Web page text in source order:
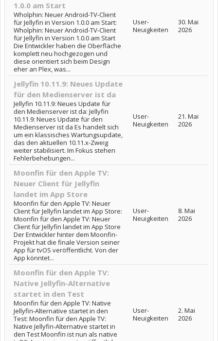
1.0.0 am Start
Wholphin: Neuer Android-TV-Client
für Jellyfin in Version 1.0.0 am Start:
Wholphin: Neuer Android-TV-Client
für Jellyfin in Version 1.0.0 am Start
Die Entwickler haben die Oberfläche
komplett neu hochgezogen und
diese orientiert sich beim Design
eher an Plex, was...
User-
Neuigkeiten
30. Mai
2026
Jellyfin 10.11.9: Neues Update
für den Medienserver ist da
Jellyfin 10.11.9: Neues Update für
den Medienserver ist da: Jellyfin
10.11.9: Neues Update für den
Medienserver ist da Es handelt sich
um ein klassisches Wartungsupdate,
das den aktuellen 10.11.x-Zweig
weiter stabilisiert. Im Fokus stehen
Fehlerbehebungen...
User-
Neuigkeiten
21. Mai
2026
Moonfin für den Apple TV:
Neuer Client für Jellyfin
landet im App Store
Moonfin für den Apple TV: Neuer
Client für Jellyfin landet im App Store:
Moonfin für den Apple TV: Neuer
Client für Jellyfin landet im App Store
Der Entwickler hinter dem Moonfin-
Projekt hat die finale Version seiner
App für tvOS veröffentlicht. Von der
App könntet...
User-
Neuigkeiten
8. Mai
2026
Moonfin für den Apple TV:
Native Jellyfin-Alternative
startet in den Test
Moonfin für den Apple TV: Native
Jellyfin-Alternative startet in den
Test: Moonfin für den Apple TV:
Native Jellyfin-Alternative startet in
den Test Moonfin ist nun als native
User-
Neuigkeiten
2. Mai
2026